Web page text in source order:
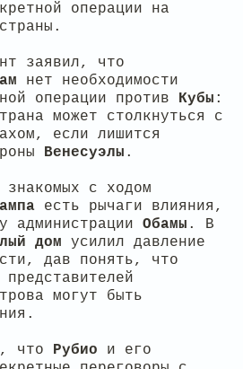
операции на
заявил, что
нет необходимости
операции против Кубы :
может столкнуться с
если лишится
Венесуэлы .
с ходом
есть рычаги влияния,
администрации Обамы . В
дом усилил давление
дав понять, что
могут быть
что Рубио и его